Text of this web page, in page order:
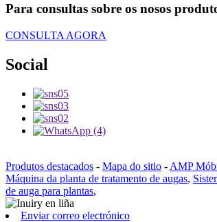
Para consultas sobre os nosos
CONSULTA AGORA
Social
Produtos destacados - Mapa do sitio - AMP
Máquina da planta de tratamento de augas,
de auga para plantas,
Enviar correo electrónico